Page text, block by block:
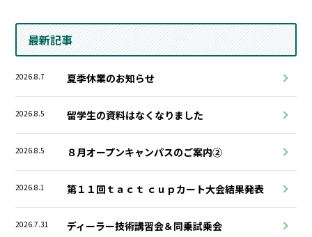
最新記事
2026.8.7 夏季休業のお知らせ
2026.8.5 留学生の資料はなくなりました
2026.8.5 ８月オープンキャンパスのご案内②
2026.8.1 第１１回ｔａｃｔ ｃｕｐカート大会結果発表
2026.7.31 ディーラー技術講習会＆同乗試乗会